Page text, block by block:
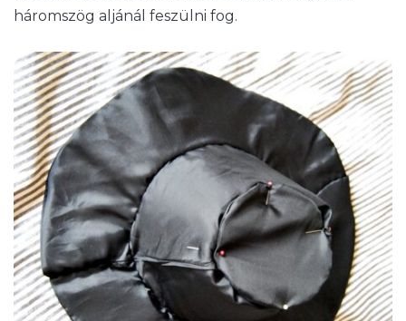
háromszög aljánál feszülni fog.